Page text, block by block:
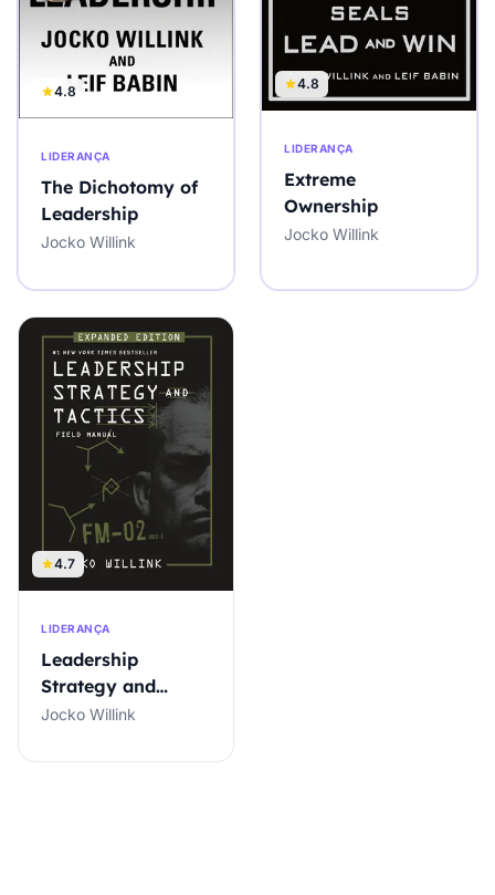
4.8
LIDERANÇA
The Dichotomy of
Leadership
Jocko Willink
4.8
LIDERANÇA
Extreme
Ownership
Jocko Willink
4.7
LIDERANÇA
Leadership
Strategy and
Tactics
Jocko Willink